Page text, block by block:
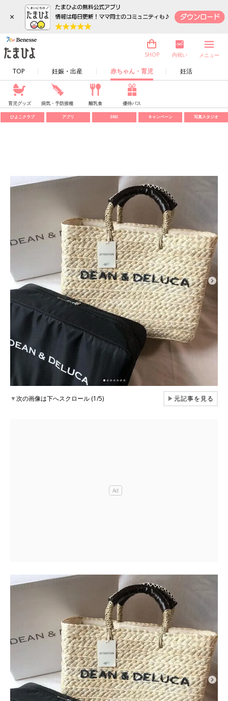
×
TOP 妊娠・出産 赤ちゃん・育児 妊活
SHOP 内祝い メニュー
育児グッズ 病気・予防接種 離乳食 優待パス
ひよこクラブ アプリ SNS キャンペーン 写真スタジオ
▼次の画像は下へスクロール (1/5) ▶元記事を見る